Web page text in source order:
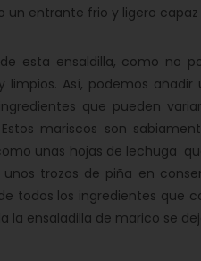
un entrante frio y ligero
esta ensaldilla, como no
limpios. Así, podemos
que pueden
Estos mariscos son
unas hojas de lechuga
unos trozos de piña en
todos los ingredientes que
la ensaladilla de marico se